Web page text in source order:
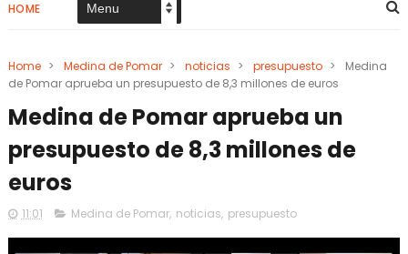
HOME
Home > Medina de Pomar > noticias > presupuesto >
Medina
de Pomar aprueba un presupuesto de 8,3 millones de euros
Medina de Pomar aprueba un
presupuesto de 8,3 millones de
euros
11:01 Medina de Pomar, noticias, presupuesto